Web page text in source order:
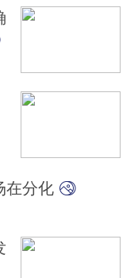
在分化